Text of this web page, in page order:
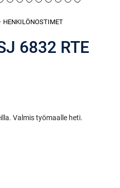
HENKILÖNOSTIMET
6832 RTE
Valmis työmaalle heti.